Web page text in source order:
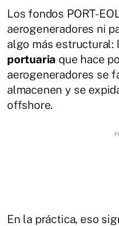
Los fondos PORT-
aerogeneradores ni
algo más estructural:
portuaria que hace
aerogeneradores se
almacenen y se
offshore.
En la práctica, eso